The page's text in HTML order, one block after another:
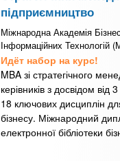
підприємництво
Міжнародна Академія
Інформаційних Технологій
Идёт набор на курс!
MBA зі стратегічного
керівників з досвідом від
18 ключових дисциплін
бізнесу. Міжнародний
електронної бібліотеки